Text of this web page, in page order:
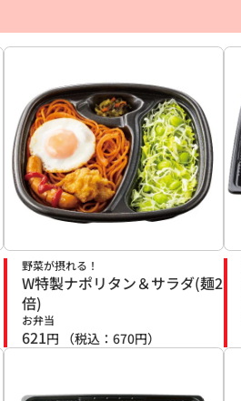
野菜が摂れる！
W特製ナポリタン＆サラダ(麺2
倍)
お弁当
621円 （税込： 670円）